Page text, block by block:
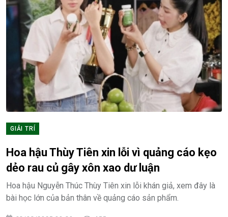
GIẢI TRÍ
Hoa hậu Thùy Tiên xin lỗi vì quảng cáo kẹo
dẻo rau củ gây xôn xao dư luận
Hoa hậu Nguyễn Thúc Thùy Tiên xin lỗi khán giả, xem đây là
bài học lớn của bản thân về quảng cáo sản phẩm.